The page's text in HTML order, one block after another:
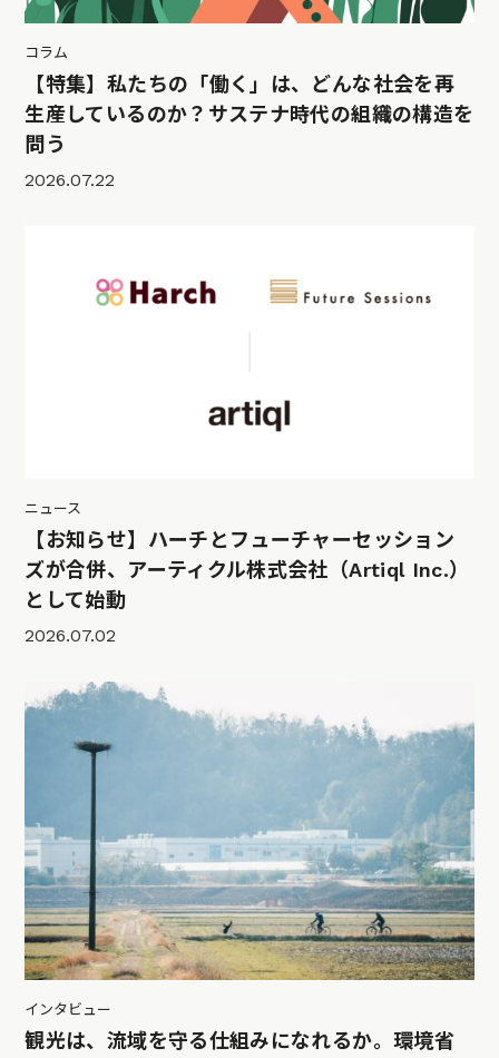
コラム
【特集】私たちの「働く」は、どんな社会を再
生産しているのか？サステナ時代の組織の構造を
問う
2026.07.22
ニュース
【お知らせ】ハーチとフューチャーセッション
ズが合併、アーティクル株式会社（Artiql Inc.）
として始動
2026.07.02
インタビュー
観光は、流域を守る仕組みになれるか。環境省